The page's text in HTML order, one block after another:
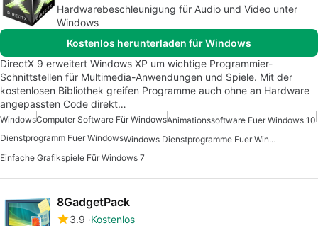
Hardwarebeschleunigung für Audio und Video unter
Windows
Kostenlos herunterladen für Windows
DirectX 9 erweitert Windows XP um wichtige Programmier-
Schnittstellen für Multimedia-Anwendungen und Spiele. Mit der
kostenlosen Bibliothek greifen Programme auch ohne an Hardware
angepassten Code direkt…
WindowsComputer Software Für WindowsAnimationssoftware Fuer Windows 10
Dienstprogramm Fuer Windows
Windows Dienstprogramme Fuer Windows 10
Einfache Grafikspiele Für Windows 7
8GadgetPack
3.9 Kostenlos